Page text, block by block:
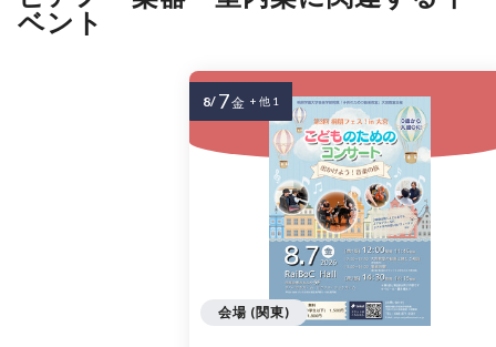
ベント
会場 (関東)
8/ 7金 + 他 1